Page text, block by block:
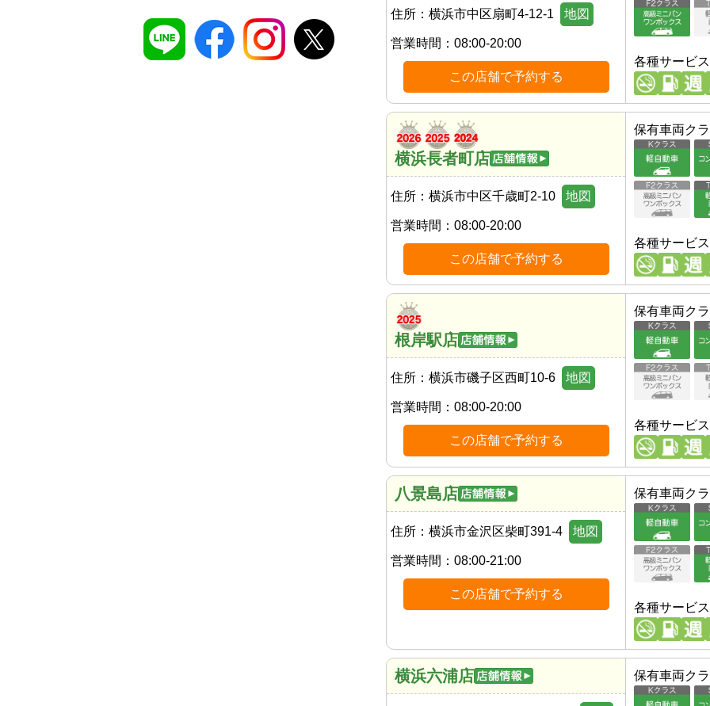
住所： 横浜市中区扇町4-12-1 地図
営業時間： 08:00-20:00
この店舗で予約する
各種サービス
横浜長者町店
住所： 横浜市中区千歳町2-10 地図
営業時間： 08:00-20:00
この店舗で予約する
保有車両ク
各種サービス
根岸駅店
住所： 横浜市磯子区西町10-6 地図
営業時間： 08:00-20:00
この店舗で予約する
保有車両ク
各種サービス
八景島店
住所： 横浜市金沢区柴町391-4 地図
営業時間： 08:00-21:00
この店舗で予約する
保有車両ク
各種サービス
横浜六浦店 保有車両ク